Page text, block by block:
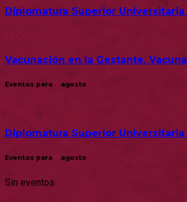
Diplomatura Superior
Vacunación en la Gestante.
Eventos para agosto
00:00
Diplomatura Superior
Eventos para agosto
Sin eventos